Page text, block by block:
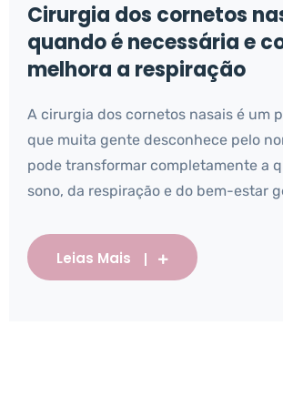
Cirurgia dos cornetos
quando é necessária e
melhora a respiração
A cirurgia dos cornetos nasais é um
que muita gente desconhece pelo
pode transformar completamente a
sono, da respiração e do bem-estar
Leias Mais